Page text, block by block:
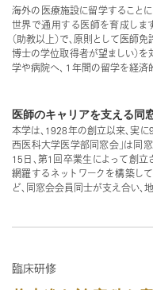
海外の医療施設に留学すること
世界で通用する医師を育成しま
（助教以上）で、原則として医師
博士の学位取得者が望ましい）
学や病院へ、１年間の留学を経済
医師のキャリアを支える同
本学は、1928年の創立以来、実
西医科大学医学部同窓会」は同
15日、第1回卒業生によって創立
網羅するネットワークを構築し
ど、同窓会会員同士が支え合い、
臨床研修